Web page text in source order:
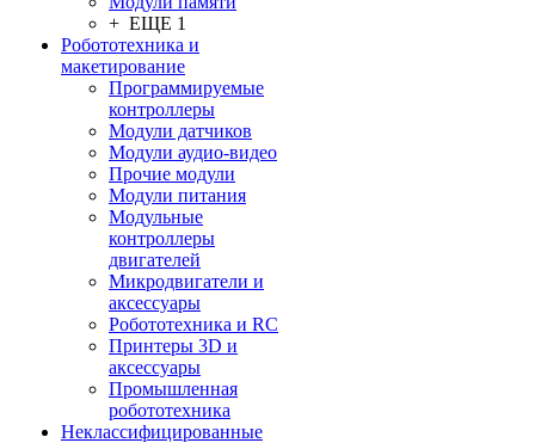
+ ЕЩЕ 1
Робототехника и
макетирование
Программируемые
контроллеры
Модули датчиков
Модули аудио-видео
Прочие модули
Модули питания
Модульные
контроллеры
двигателей
Микродвигатели и
аксессуары
Робототехника и RC
Принтеры 3D и
аксессуары
Промышленная
робототехника
Неклассифицированные